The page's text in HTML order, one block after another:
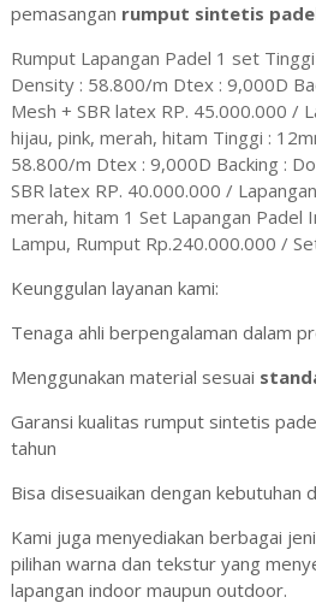
pemasangan rumput sintetis
Rumput Lapangan Padel 1 set
Density : 58.800/m Dtex : 9,000D
Mesh + SBR latex RP. 45.000.000 /
hijau, pink, merah, hitam Tinggi :
58.800/m Dtex : 9,000D Backing :
SBR latex RP. 40.000.000 /
merah, hitam 1 Set Lapangan Padel
Lampu, Rumput Rp.240.000.000 /
Keunggulan layanan kami:
Tenaga ahli berpengalaman dalam
Menggunakan material sesuai
Garansi kualitas rumput sintetis
tahun
Bisa disesuaikan dengan kebutuhan
Kami juga menyediakan berbagai
pilihan warna dan tekstur yang
lapangan indoor maupun outdoor.